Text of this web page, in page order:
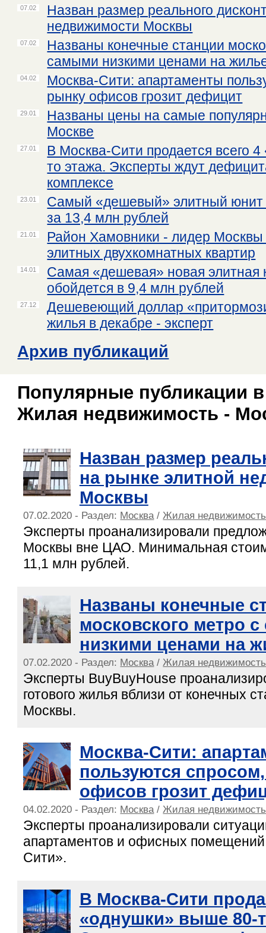
07.02
Назван размер реального
недвижимости Москвы
07.02
Названы конечные станции
самыми низкими ценами на
04.02
Москва-Сити: апартаменты
рынку офисов грозит дефицит
29.01
Названы цены на самые
Москве
27.01
В Москва-Сити продается всего
то этажа. Эксперты ждут
комплексе
23.01
Самый «дешевый» элитный
за 13,4 млн рублей
21.01
Район Хамовники - лидер Москвы
элитных двухкомнатных квартир
14.01
Самая «дешевая» новая элитная
обойдется в 9,4 млн рублей
27.12
Дешевеющий доллар
жилья в декабре - эксперт
Архив публикаций
Популярные публикации
Жилая недвижимость -
Назван размер
на рынке элитной
Москвы
07.02.2020 - Раздел: Москва / Жилая недвижимость
Эксперты проанализировали
Москвы вне ЦАО. Минимальная
11,1 млн рублей.
Названы конечные
московского метро
низкими ценами на
07.02.2020 - Раздел: Москва / Жилая недвижимость
Эксперты BuyBuyHouse
готового жилья вблизи от конечных
Москвы.
Москва-Сити:
пользуются
офисов грозит
04.02.2020 - Раздел: Москва / Жилая недвижимость
Эксперты проанализировали
апартаментов и офисных
Сити».
В Москва-Сити
«однушки» выше 80-